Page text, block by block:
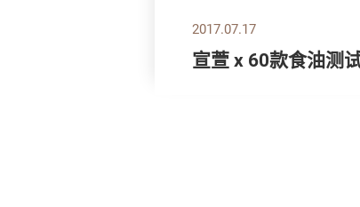
2017.07.17
宣萱 x 60款食油测